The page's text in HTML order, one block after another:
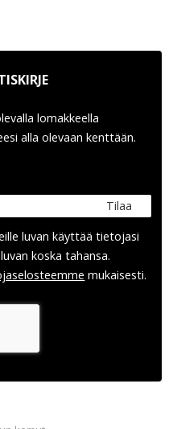
lomakkeella
alla olevaan kenttään.
Tilaa
luvan käyttää tietojasi
koska tahansa.
mukaisesti.